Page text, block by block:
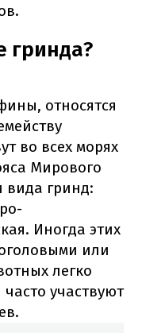
гринда?
относятся
во всех морях
Мирового
вида гринд:
Иногда этих
или
легко
участвуют